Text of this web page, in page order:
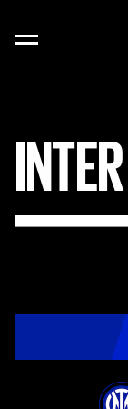
INTER